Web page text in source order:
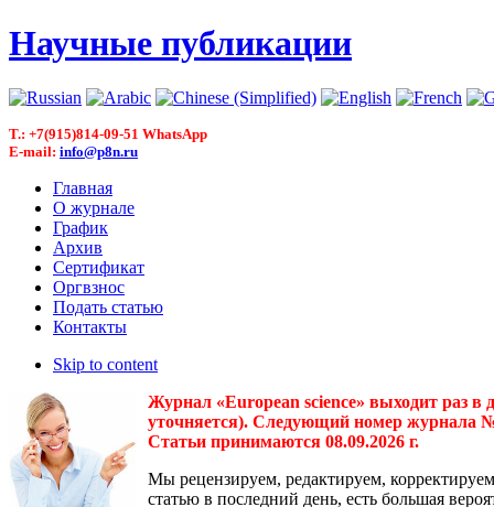
Научные публикации
T.: +7(915)814-09-51 WhatsApp
E-mail: info@p8n.ru
Главная
О журнале
График
Архив
Сертификат
Оргвзнос
Подать статью
Контакты
Skip to content
Журнал «European science» выходит раз в
уточняется). Следующий номер журнала №
Статьи принимаются 08.09.2026 г.
Мы рецензируем, редактируем,
статью в последний день, есть большая